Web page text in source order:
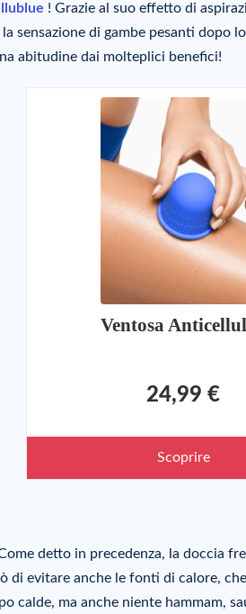
! Grazie al suo effetto di
sensazione di gambe pesanti dopo
abitudine dai molteplici benefici!
Ventosa
24,99 €
Scoprire
detto in precedenza, la doccia
di evitare anche le fonti di calore,
calde, ma anche niente hammam,